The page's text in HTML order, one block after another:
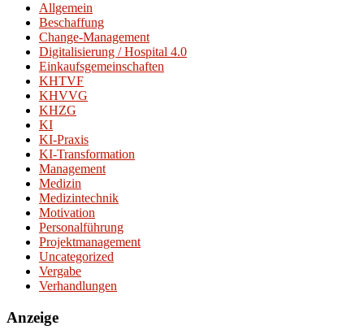
Allgemein
Beschaffung
Change-Management
Digitalisierung / Hospital 4.0
Einkaufsgemeinschaften
KHTVF
KHVVG
KHZG
KI
KI-Praxis
KI-Transformation
Management
Medizin
Medizintechnik
Motivation
Personalführung
Projektmanagement
Uncategorized
Vergabe
Verhandlungen
Anzeige